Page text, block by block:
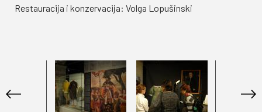
Restauracija i konzervacija: Volga Lopušinski